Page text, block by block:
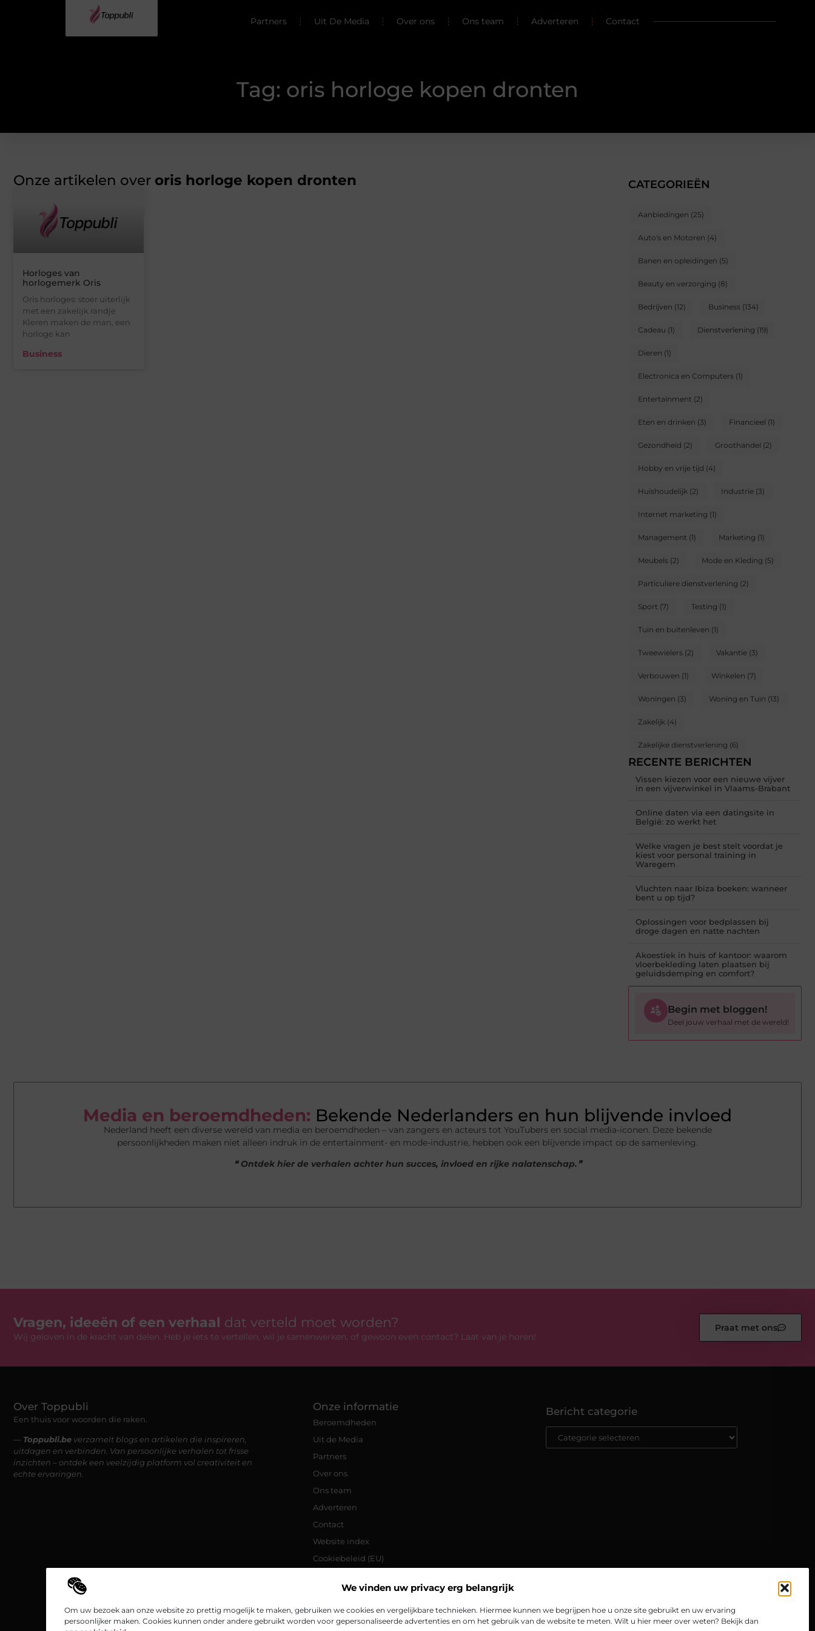
We vinden uw privacy erg belangrijk
Om uw bezoek aan onze website zo prettig mogelijk te maken, gebruiken we cookies en vergelijkbare technieken. Hiermee kunnen we begrijpen hoe u onze site gebruikt en uw ervaring
persoonlijker maken. Cookies kunnen onder andere gebruikt worden voor gepersonaliseerde advertenties en om het gebruik van de website te meten. Wilt u hier meer over weten? Bekijk dan
Partners Uit De Media Over ons Ons team Adverteren Contact
Tag: oris horloge kopen dronten
Onze artikelen over oris horloge kopen dronten
Horloges van
horlogemerk Oris
Oris horloges: stoer uiterlijk
met een zakelijk randje
Kleren maken de man, een
horloge kan
Business
CATEGORIEËN
Aanbiedingen (25)
Auto's en Motoren (4)
Banen en opleidingen (5)
Beauty en verzorging (8)
Bedrijven (12) Business (134)
Cadeau (1) Dienstverlening (19)
Dieren (1)
Electronica en Computers (1)
Entertainment (2)
Eten en drinken (3) Financieel (1)
Gezondheid (2) Groothandel (2)
Hobby en vrije tijd (4)
Huishoudelijk (2) Industrie (3)
Internet marketing (1)
Management (1) Marketing (1)
Meubels (2) Mode en Kleding (5)
Particuliere dienstverlening (2)
Sport (7) Testing (1)
Tuin en buitenleven (1)
Tweewielers (2) Vakantie (3)
Verbouwen (1) Winkelen (7)
Woningen (3) Woning en Tuin (13)
Zakelijk (4)
Zakelijke dienstverlening (6)
RECENTE BERICHTEN
Vissen kiezen voor een nieuwe vijver
in een vijverwinkel in Vlaams-Brabant
Online daten via een datingsite in
België: zo werkt het
Welke vragen je best stelt voordat je
kiest voor personal training in
Waregem
Vluchten naar Ibiza boeken: wanneer
bent u op tijd?
Oplossingen voor bedplassen bij
droge dagen en natte nachten
Akoestiek in huis of kantoor: waarom
vloerbekleding laten plaatsen bij
geluidsdemping en comfort?
Begin met bloggen!
Deel jouw verhaal met de wereld!
Media en beroemdheden: Bekende Nederlanders en hun blijvende invloed
Nederland heeft een diverse wereld van media en beroemdheden – van zangers en acteurs tot YouTubers en social media-iconen. Deze bekende
persoonlijkheden maken niet alleen indruk in de entertainment- en mode-industrie, hebben ook een blijvende impact op de samenleving.
❝ Ontdek hier de verhalen achter hun succes, invloed en rijke nalatenschap.❞
Vragen, ideeën of een verhaal dat verteld moet worden?
Wij geloven in de kracht van delen. Heb je iets te vertellen, wil je samenwerken, of gewoon even contact? Laat van je horen!
Praat met ons
Over Toppubli
Een thuis voor woorden die raken.
— Toppubli.be verzamelt blogs en artikelen die inspireren,
uitdagen en verbinden. Van persoonlijke verhalen tot frisse
inzichten – ontdek een veelzijdig platform vol creativiteit en
echte ervaringen.
Onze informatie
Beroemdheden
Uit de Media
Partners
Over ons
Ons team
Adverteren
Contact
Website index
Cookiebeleid (EU)
betere online vindbaarheid
praktische tips en strategieën
Bericht categorie